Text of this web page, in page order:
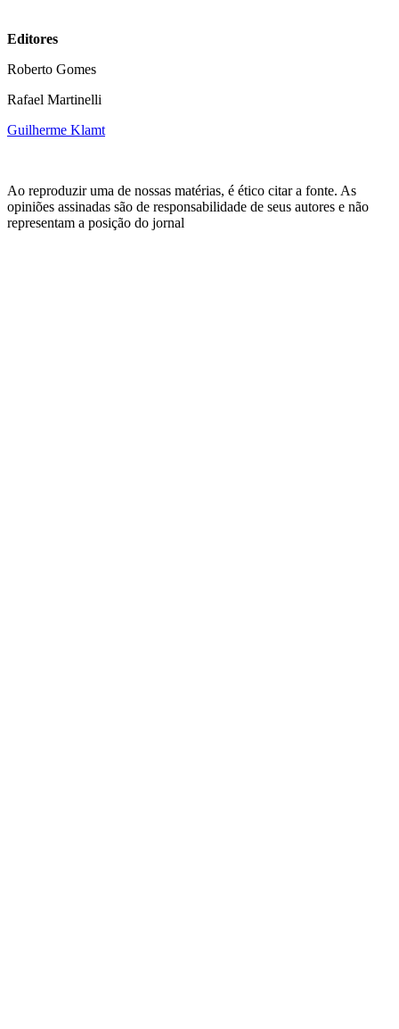
Editores
Roberto Gomes
Rafael Martinelli
Guilherme Klamt
Ao reproduzir uma de nossas matérias, é ético citar a fonte. As
opiniões assinadas são de responsabilidade de seus autores e não
representam a posição do jornal